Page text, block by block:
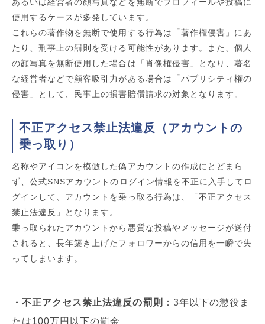
使用するケースが多発しています。
これらの著作物を無断で使用する行為は「著作権侵害」にあ
たり、刑事上の罰則を受ける可能性があります。また、個人
の顔写真を無断使用した場合は「肖像権侵害」となり、著名
な経営者などで顧客吸引力がある場合は「パブリシティ権の
侵害」として、民事上の損害賠償請求の対象となります。
不正アクセス禁止法違反（アカウントの
乗っ取り）
名称やアイコンを模倣した偽アカウントの作成にとどまら
ず、公式SNSアカウントのログイン情報を不正に入手してロ
グインして、アカウントを乗っ取る行為は、「不正アクセス
禁止法違反」となります。
乗っ取られたアカウントから悪質な投稿やメッセージが送付
されると、長年築き上げたフォロワーからの信用を一瞬で失
ってしまいます。
・不正アクセス禁止法違反の罰則
：3年以下の懲役ま
たは100万円以下の罰金